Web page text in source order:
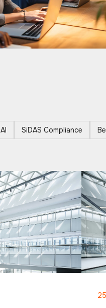
AI SiDAS Compliance